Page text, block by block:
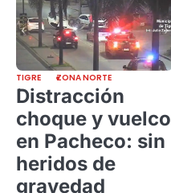
TIGRE ZONA NORTE
Distracción
choque y vuelco
en Pacheco: sin
heridos de
gravedad